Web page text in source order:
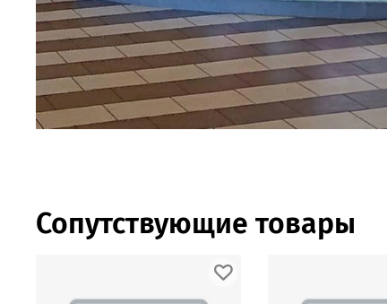
Сопутствующие товары